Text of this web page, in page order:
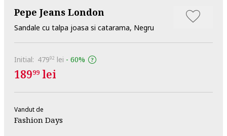
Pepe Jeans London
Sandale cu talpa joasa si catarama, Negru
Initial: 47992 lei - 60%
18999 lei
Vandut de
Fashion Days